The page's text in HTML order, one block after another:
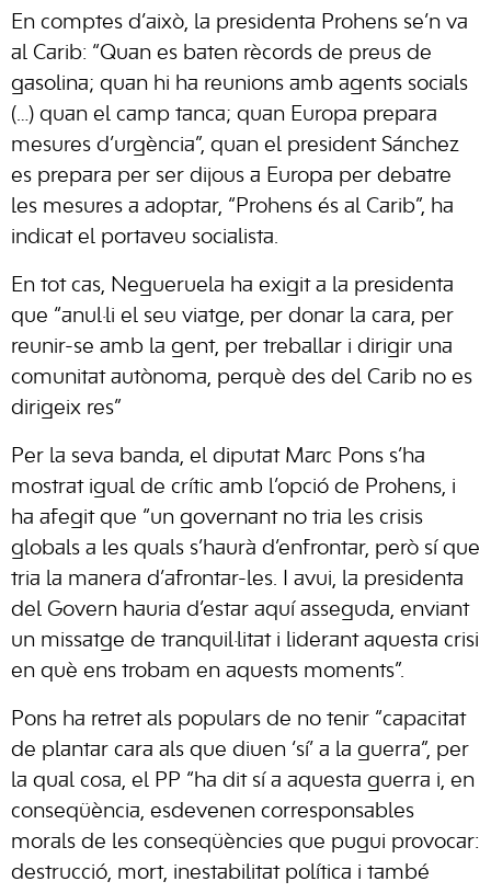
En comptes d’això, la presidenta Prohens se’n va
al Carib: “Quan es baten rècords de preus de
gasolina; quan hi ha reunions amb agents socials
(…) quan el camp tanca; quan Europa prepara
mesures d’urgència”, quan el president Sánchez
es prepara per ser dijous a Europa per debatre
les mesures a adoptar, “Prohens és al Carib”, ha
indicat el portaveu socialista.
En tot cas, Negueruela ha exigit a la presidenta
que “anul·li el seu viatge, per donar la cara, per
reunir-se amb la gent, per treballar i dirigir una
comunitat autònoma, perquè des del Carib no es
dirigeix res”
Per la seva banda, el diputat Marc Pons s’ha
mostrat igual de crític amb l’opció de Prohens, i
ha afegit que “un governant no tria les crisis
globals a les quals s’haurà d’enfrontar, però sí que
tria la manera d’afrontar-les. I avui, la presidenta
del Govern hauria d’estar aquí asseguda, enviant
un missatge de tranquil·litat i liderant aquesta crisi
en què ens trobam en aquests moments”.
Pons ha retret als populars de no tenir “capacitat
de plantar cara als que diuen ‘sí’ a la guerra”, per
la qual cosa, el PP “ha dit sí a aquesta guerra i, en
conseqüència, esdevenen corresponsables
morals de les conseqüències que pugui provocar:
destrucció, mort, inestabilitat política i també